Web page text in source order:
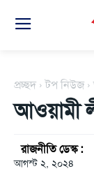
প্রচ্ছদ টপ নিউজ
আওয়ামী
রাজনীতি ডেস্ক :
আগস্ট ২, ২০২৪